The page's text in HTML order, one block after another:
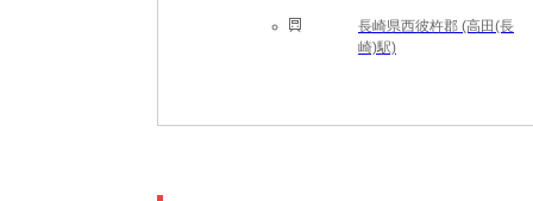
長崎県西彼杵郡 (高田(長
崎)駅)